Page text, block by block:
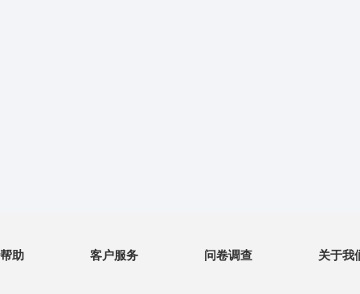
帮助 客户服务 问卷调查 关于我